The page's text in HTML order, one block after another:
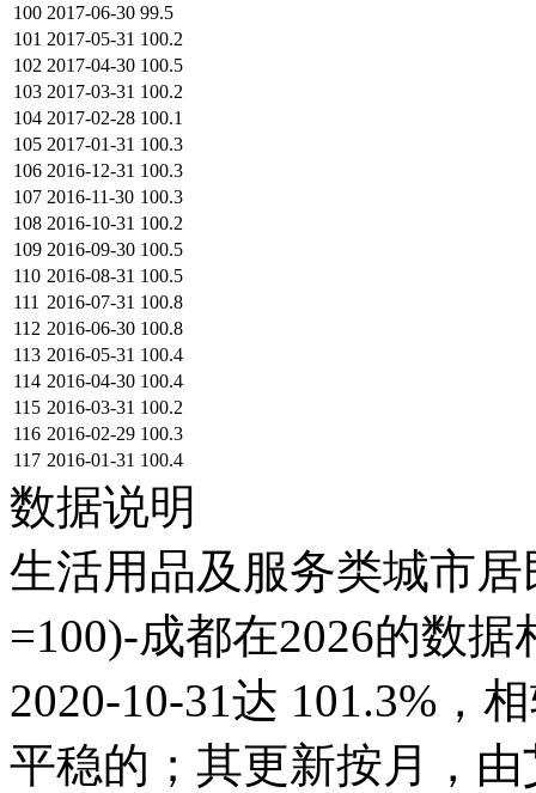
100 2017-06-30 99.5
101 2017-05-31 100.2
102 2017-04-30 100.5
103 2017-03-31 100.2
104 2017-02-28 100.1
105 2017-01-31 100.3
106 2016-12-31 100.3
107 2016-11-30 100.3
108 2016-10-31 100.2
109 2016-09-30 100.5
110 2016-08-31 100.5
111 2016-07-31 100.8
112 2016-06-30 100.8
113 2016-05-31 100.4
114 2016-04-30 100.4
115 2016-03-31 100.2
116 2016-02-29 100.3
117 2016-01-31 100.4
数据说明
生活用品及服务类城市
=100)-成都在2026的数
2020-10-31达 101.3%，
平稳的；其更新按月，